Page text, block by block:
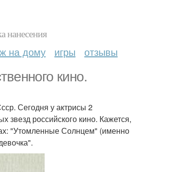
нанесения
на дому игры отзывы
кино.
Сегодня у актрисы 2
звезд российского кино. Кажется,
"Утомленные Солнцем" (именно